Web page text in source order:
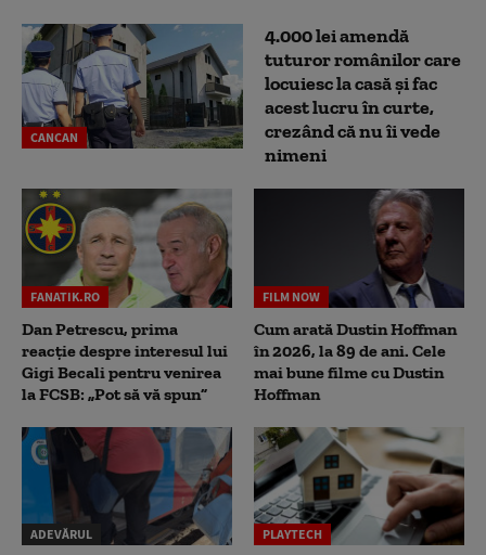
CANCAN
4.000 lei amendă
tuturor românilor care
locuiesc la casă și fac
acest lucru în curte,
crezând că nu îi vede
nimeni
FANATIK.RO
Dan Petrescu, prima
reacție despre interesul lui
Gigi Becali pentru venirea
la FCSB: „Pot să vă spun”
FILM NOW
Cum arată Dustin Hoffman
în 2026, la 89 de ani. Cele
mai bune filme cu Dustin
Hoffman
ADEVĂRUL PLAYTECH